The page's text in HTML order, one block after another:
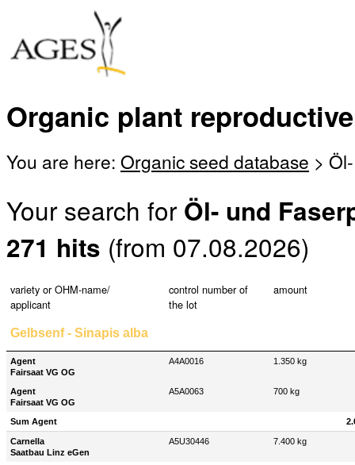
Organic plant
You are here: Organic seed database >
Your search for Öl- und
271 hits (from 07.08.2026)
variety or OHM-name/
applicant
control number of
the lot
amount
Gelbsenf - Sinapis alba
Agent
Fairsaat VG OG
A4A0016 1.350 kg
Agent
Fairsaat VG OG
A5A0063 700 kg
Sum Agent
Carnella
Saatbau Linz eGen
A5U30446 7.400 kg